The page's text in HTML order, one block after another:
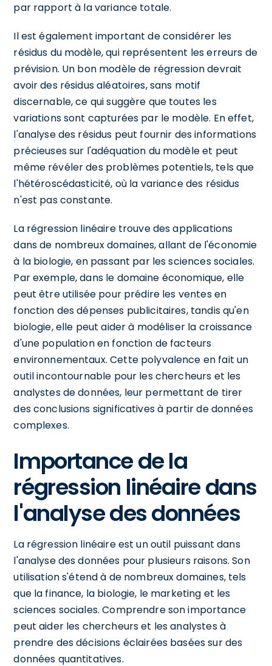
par rapport à la variance totale.
Il est également important de considérer les
résidus du modèle, qui représentent les erreurs de
prévision. Un bon modèle de régression devrait
avoir des résidus aléatoires, sans motif
discernable, ce qui suggère que toutes les
variations sont capturées par le modèle. En effet,
l'analyse des résidus peut fournir des informations
précieuses sur l'adéquation du modèle et peut
même révéler des problèmes potentiels, tels que
l'hétéroscédasticité, où la variance des résidus
n'est pas constante.
La régression linéaire trouve des applications
dans de nombreux domaines, allant de l'économie
à la biologie, en passant par les sciences sociales.
Par exemple, dans le domaine économique, elle
peut être utilisée pour prédire les ventes en
fonction des dépenses publicitaires, tandis qu'en
biologie, elle peut aider à modéliser la croissance
d'une population en fonction de facteurs
environnementaux. Cette polyvalence en fait un
outil incontournable pour les chercheurs et les
analystes de données, leur permettant de tirer
des conclusions significatives à partir de données
complexes.
Importance de la
régression linéaire dans
l'analyse des données
La régression linéaire est un outil puissant dans
l'analyse des données pour plusieurs raisons. Son
utilisation s'étend à de nombreux domaines, tels
que la finance, la biologie, le marketing et les
sciences sociales. Comprendre son importance
peut aider les chercheurs et les analystes à
prendre des décisions éclairées basées sur des
données quantitatives.